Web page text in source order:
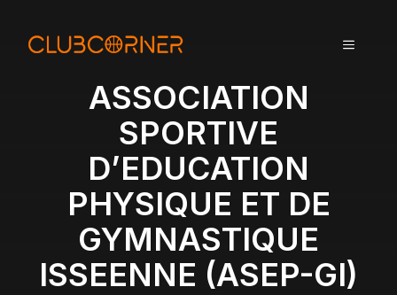
MENU
ASSOCIATION
SPORTIVE
D’EDUCATION
PHYSIQUE ET DE
GYMNASTIQUE
ISSEENNE (ASEP-GI)